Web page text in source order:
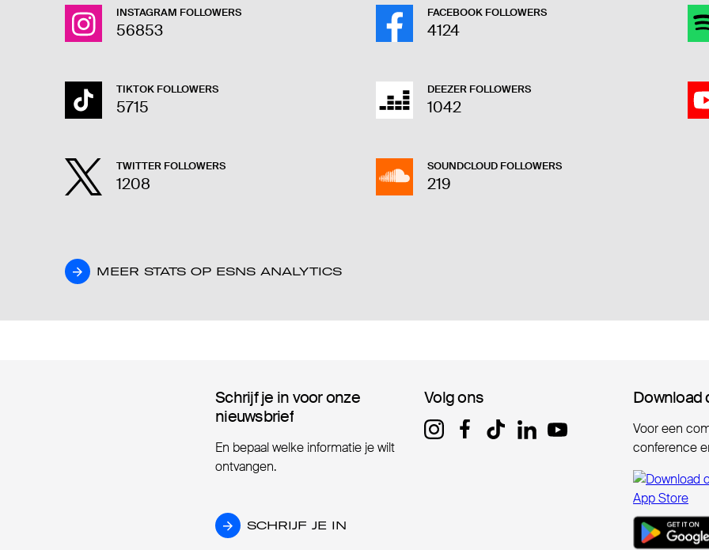
INSTAGRAM FOLLOWERS
56853
FACEBOOK FOLLOWERS
4124
TIKTOK FOLLOWERS
5715
DEEZER FOLLOWERS
1042
TWITTER FOLLOWERS
1208
SOUNDCLOUD FOLLOWERS
219
MEER STATS OP ESNS ANALYTICS
MEER STATS OP ESNS ANALYTICS
Schrijf je in voor onze
Schrijf je in voor onze
nieuwsbrief
nieuwsbrief
En bepaal welke informatie je wilt
ontvangen.
SCHRIJF JE IN
SCHRIJF JE IN
Volg ons
Volg ons Download
Download
Voor een
conference